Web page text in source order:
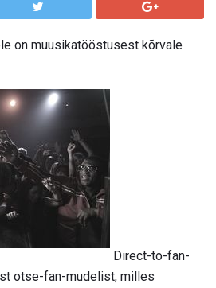
on muusikatööstusest kõrvale
Direct-to-fan-
otse-fan-mudelist, milles